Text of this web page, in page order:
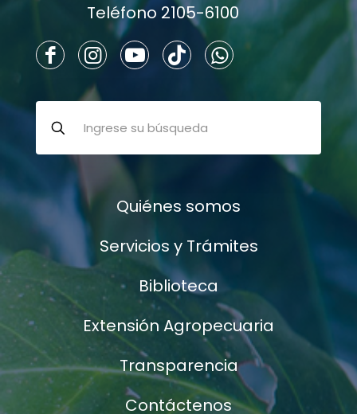
Teléfono 2105-6100
Quiénes somos
Servicios y Trámites
Biblioteca
Extensión Agropecuaria
Transparencia
Contáctenos